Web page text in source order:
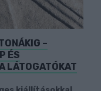
–
ÉS
LÁTOGATÓKAT